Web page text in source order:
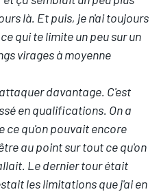
là. Et puis, je n'ai toujours
qui te limite un peu sur un
virages à moyenne
davantage. C'est
en qualifications. On a
ce qu'on pouvait encore
au point sur tout ce qu'on
Le dernier tour était
les limitations que j'ai en